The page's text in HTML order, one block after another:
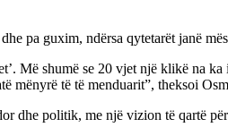
pa guxim, ndërsa qytetarët janë
Më shumë se 20 vjet një klikë na
mënyrë të të menduarit”, theksoi
dhe politik, me një vizion të qartë